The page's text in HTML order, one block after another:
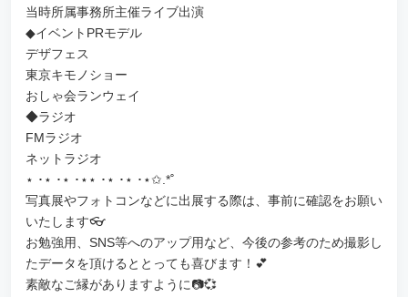
当時所属事務所主催ライブ出演
◆イベントPRモデル
デザフェス
東京キモノショー
おしゃ会ランウェイ
◆ラジオ
FMラジオ
ネットラジオ
⋆ ･‎⋆ ･‎⋆ ･‎⋆‎⋆ ･‎⋆ ･‎⋆ ･‎⋆✩.*˚
写真展やフォトコンなどに出展する際は、事前に確認をお願い
いたします👓
お勉強用、SNS等へのアップ用など、今後の参考のため撮影し
たデータを頂けるととっても喜びます！💕
素敵なご縁がありますように📷💞